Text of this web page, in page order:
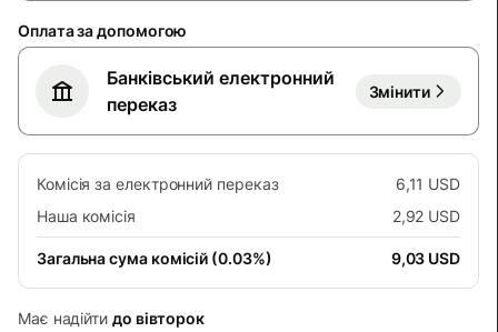
Оплата за допомогою
Банківський електронний
переказ
Змінити
Комісія за електронний переказ
6,11 USD
Наша комісія
2,92 USD
Загальна сума комісій (0.03%) 9,03 USD
Має надійти до вівторок